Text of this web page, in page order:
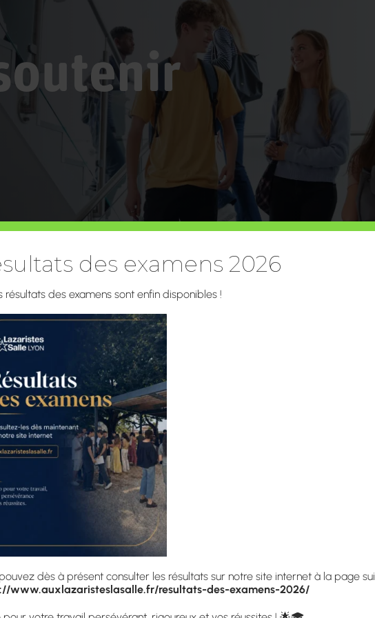
Taxe d'apprentissage
des examens 2026
résultats des examens sont enfin disponibles !
dès à présent consulter les résultats sur notre site internet à la page
www.auxlazaristeslasalle.fr/resultats-des-examens-2026/